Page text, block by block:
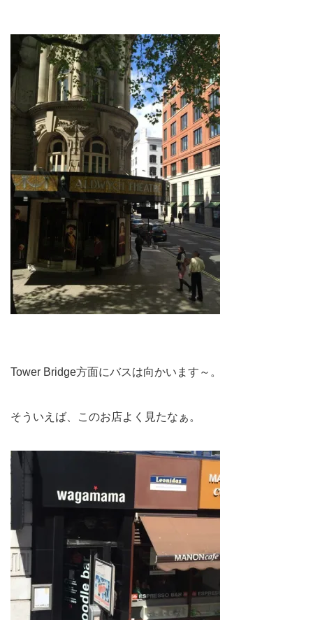
Tower Bridge方面にバスは向かいます～。
そういえば、このお店よく見たなぁ。